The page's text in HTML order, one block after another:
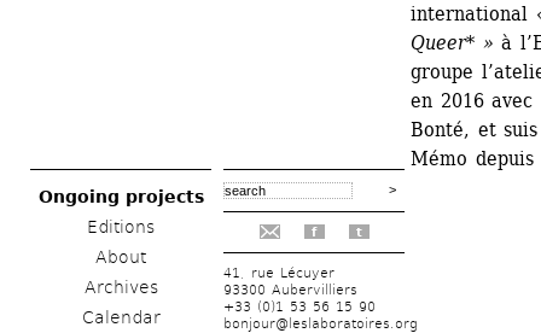
Ongoing projects
Editions
About
Archives
Calendar
f t
41, rue Lécuyer
93300 Aubervilliers
+33 (0)1 53 56 15 90
bonjour@leslaboratoires.org
international
Queer* » à
groupe
en 2016
Bonté, et
Mémo